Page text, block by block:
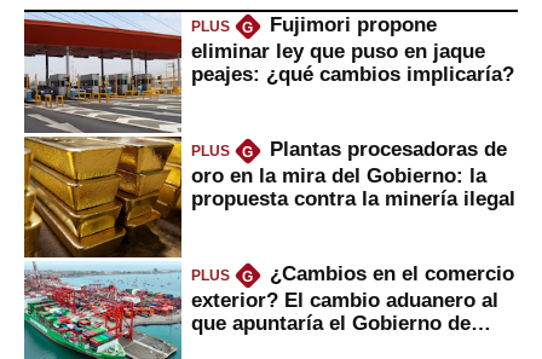
PLUS G
Fujimori propone
eliminar ley que puso en jaque
peajes: ¿qué cambios implicaría?
PLUS G
Plantas procesadoras de
oro en la mira del Gobierno: la
propuesta contra la minería ilegal
PLUS G
¿Cambios en el comercio
exterior? El cambio aduanero al
que apuntaría el Gobierno de